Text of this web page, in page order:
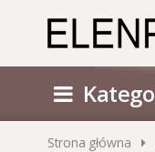
Strona główna